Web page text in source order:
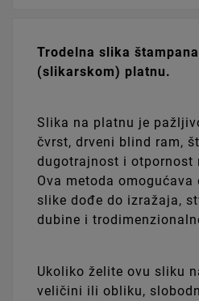
Trodelna slika
(slikarskom) platnu.
Slika na platnu je
čvrst, drveni blind ram,
dugotrajnost i otpornost
Ova metoda
slike dođe do izražaja,
dubine i
Ukoliko želite ovu sliku
veličini ili obliku,